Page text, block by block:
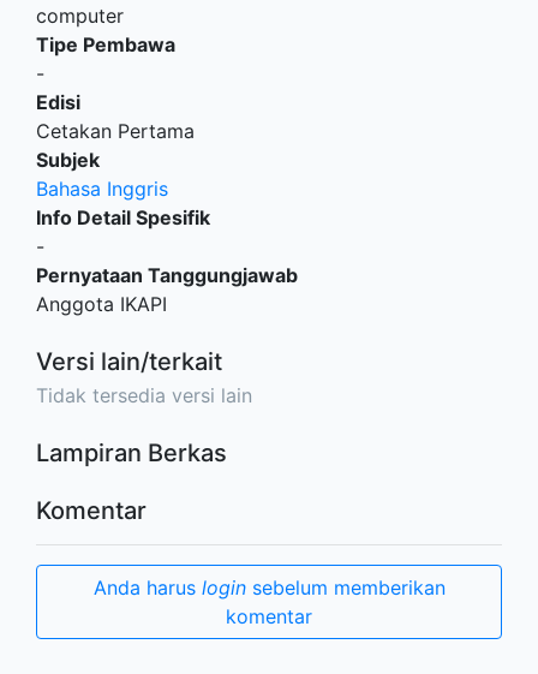
computer
Tipe Pembawa
-
Edisi
Cetakan Pertama
Subjek
Bahasa Inggris
Info Detail Spesifik
-
Pernyataan Tanggungjawab
Anggota IKAPI
Versi lain/terkait
Tidak tersedia versi lain
Lampiran Berkas
Komentar
Anda harus loginsebelum memberikan
komentar